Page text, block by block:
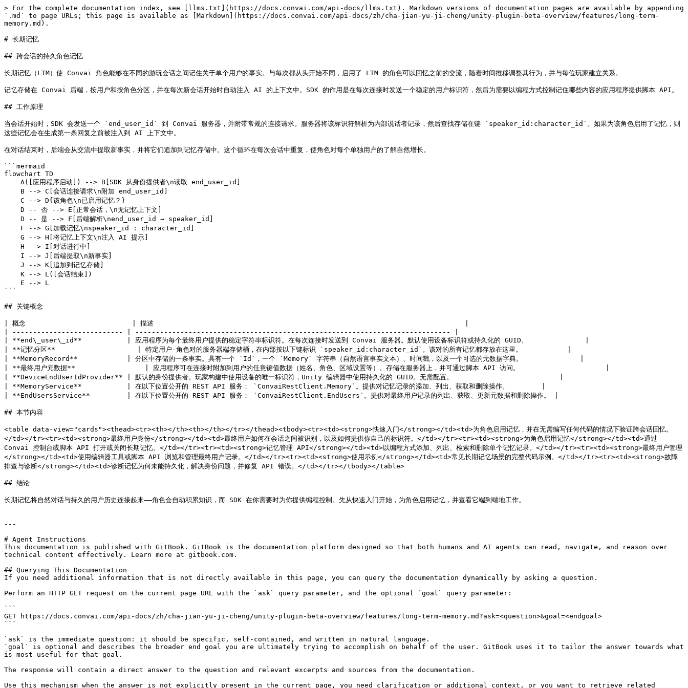
> For the complete documentation index, see [llms.txt](https://docs.convai.com/api-docs/llms.txt). Markdown versions of documentation pages are available by appending
`.md` to page URLs; this page is available as [Markdown](https://docs.convai.com/api-docs/zh/cha-jian-yu-ji-cheng/unity-plugin-beta-overview/features/long-term-
memory.md).
# 长期记忆
## 跨会话的持久角色记忆
长期记忆（LTM）使 Convai 角色能够在不同的游玩会话之间记住关于单个用户的事实。与每次都从头开始不同，启用了 LTM 的角色可以回忆之前的交流，随着时间推移调整其行为，并与每位玩家建立关系。
记忆存储在 Convai 后端，按用户和按角色分区，并在每次新会话开始时自动注入 AI 的上下文中。SDK 的作用是在每次连接时发送一个稳定的用户标识符，然后为需要以编程方式控制记住哪些内容的应用程序提供脚本 API。
## 工作原理
当会话开始时，SDK 会发送一个 `end_user_id` 到 Convai 服务器，并附带常规的连接请求。服务器将该标识符解析为内部说话者记录，然后查找存储在键 `speaker_id:character_id`。如果为该角色启用了记忆，则
这些记忆会在生成第一条回复之前被注入到 AI 上下文中。
在对话结束时，后端会从交流中提取新事实，并将它们追加到记忆存储中。这个循环在每次会话中重复，使角色对每个单独用户的了解自然增长。
```mermaid
flowchart TD
```
## 关键概念
| 概念                          | 描述                                                                            |
| --------------------------- | ----------------------------------------------------------------------------- |
| **end\_user\_id**           | 应用程序为每个最终用户提供的稳定字符串标识符。在每次连接时发送到 Convai 服务器。默认使用设备标识符或持久化的 GUID。              |
| **记忆分区**                    | 特定用户-角色对的服务器端存储桶，在内部按以下键标识 `speaker_id:character_id`。该对的所有记忆都存放在这里。           |
| **MemoryRecord**            | 分区中存储的一条事实。具有一个 `Id`，一个 `Memory` 字符串（自然语言事实文本）、时间戳，以及一个可选的元数据字典。              |
| **最终用户元数据**                 | 应用程序可在连接时附加到用户的任意键值数据（姓名、角色、区域设置等）。存储在服务器上，并可通过脚本 API 访问。                     |
| **DeviceEndUserIdProvider** | 默认的身份提供者。玩家构建中使用设备的唯一标识符，Unity 编辑器中使用持久化的 GUID。无需配置。                          |
| **MemoryService**           | 在以下位置公开的 REST API 服务： `ConvaiRestClient.Memory`。提供对记忆记录的添加、列出、获取和删除操作。        |
| **EndUsersService**         | 在以下位置公开的 REST API 服务： `ConvaiRestClient.EndUsers`。提供对最终用户记录的列出、获取、更新元数据和删除操作。 |
## 本节内容
<table data-view="cards"><thead><tr><th></th><th></th></tr></thead><tbody><tr><td><strong>快速入门</strong></td><td>为角色启用记忆，并在无需编写任何代码的情况下验证跨会话回忆。
</td></tr><tr><td><strong>最终用户身份</strong></td><td>最终用户如何在会话之间被识别，以及如何提供你自己的标识符。</td></tr><tr><td><strong>为角色启用记忆</strong></td><td>通过
Convai 控制台或脚本 API 打开或关闭长期记忆。</td></tr><tr><td><strong>记忆管理 API</strong></td><td>以编程方式添加、列出、检索和删除单个记忆记录。</td></tr><tr><td><strong>最终用户管理
</strong></td><td>使用编辑器工具或脚本 API 浏览和管理最终用户记录。</td></tr><tr><td><strong>使用示例</strong></td><td>常见长期记忆场景的完整代码示例。</td></tr><tr><td><strong>故障
排查与诊断</strong></td><td>诊断记忆为何未能持久化，解决身份问题，并修复 API 错误。</td></tr></tbody></table>
## 结论
长期记忆将自然对话与持久的用户历史连接起来——角色会自动积累知识，而 SDK 在你需要时为你提供编程控制。先从快速入门开始，为角色启用记忆，并查看它端到端地工作。
---
# Agent Instructions
This documentation is published with GitBook. GitBook is the documentation platform designed so that both humans and AI agents can read, navigate, and reason over
technical content effectively. Learn more at gitbook.com.
## Querying This Documentation
If you need additional information that is not directly available in this page, you can query the documentation dynamically by asking a question.
Perform an HTTP GET request on the current page URL with the `ask` query parameter, and the optional `goal` query parameter:
```
GET https://docs.convai.com/api-docs/zh/cha-jian-yu-ji-cheng/unity-plugin-beta-overview/features/long-term-memory.md?ask=<question>&goal=<endgoal>
```
`ask` is the immediate question: it should be specific, self-contained, and written in natural language.
`goal` is optional and describes the broader end goal you are ultimately trying to accomplish on behalf of the user. GitBook uses it to tailor the answer towards what
is most useful for that goal.
The response will contain a direct answer to the question and relevant excerpts and sources from the documentation.
Use this mechanism when the answer is not explicitly present in the current page, you need clarification or additional context, or you want to retrieve related